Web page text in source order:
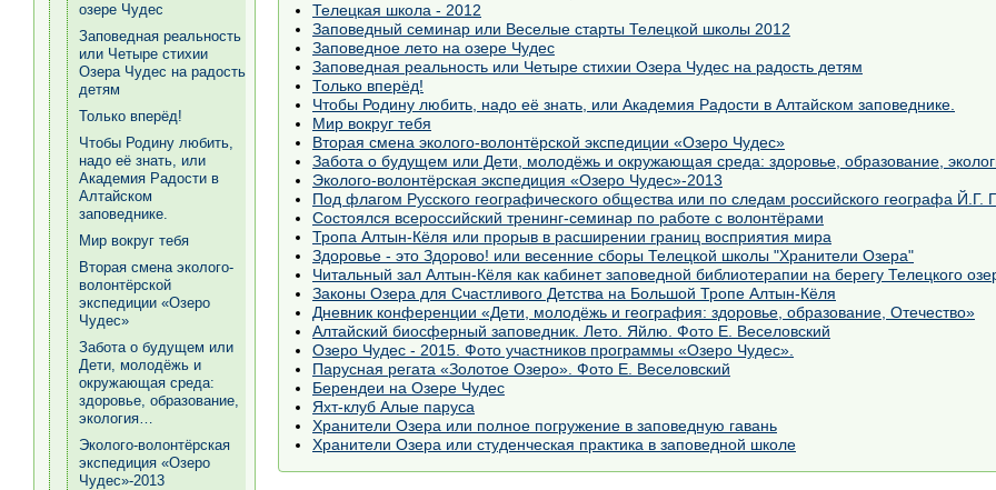
Телецкая школа - 2012
Заповедный семинар или Веселые старты Телецкой школы 2012
Заповедное лето на озере Чудес
Заповедная реальность или Четыре стихии Озера Чудес на радость детям
Только вперёд!
Чтобы Родину любить, надо её знать, или Академия Радости в Алтайском заповеднике.
Мир вокруг тебя
Вторая смена эколого-волонтёрской экспедиции «Озеро Чудес»
Забота о будущем или Дети, молодёжь и окружающая среда: здоровье, образование,
Эколого-волонтёрская экспедиция «Озеро Чудес»-2013
Под флагом Русского географического общества или по следам российского
Состоялся всероссийский тренинг-семинар по работе с волонтёрами
Тропа Алтын-Кёля или прорыв в расширении границ восприятия мира
Здоровье - это Здорово! или весенние сборы Телецкой школы "Хранители Озера"
Читальный зал Алтын-Кёля как кабинет заповедной библиотерапии на берегу Телецкого
Законы Озера для Счастливого Детства на Большой Тропе Алтын-Кёля
Дневник конференции «Дети, молодёжь и география: здоровье, образование, Отечество»
Алтайский биосферный заповедник. Лето. Яйлю. Фото Е. Веселовский
Озеро Чудес - 2015. Фото участников программы «Озеро Чудес».
Парусная регата «Золотое Озеро». Фото Е. Веселовский
Берендеи на Озере Чудес
Яхт-клуб Алые паруса
Хранители Озера или полное погружение в заповедную гавань
Хранители Озера или студенческая практика в заповедной школе
озере Чудес
Заповедная реальность
или Четыре стихии
Озера Чудес на радость
детям
Только вперёд!
Чтобы Родину любить,
надо её знать, или
Академия Радости в
Алтайском
заповеднике.
Мир вокруг тебя
Вторая смена эколого-
волонтёрской
экспедиции «Озеро
Чудес»
Забота о будущем или
Дети, молодёжь и
окружающая среда:
здоровье, образование,
экология…
Эколого-волонтёрская
экспедиция «Озеро
Чудес»-2013